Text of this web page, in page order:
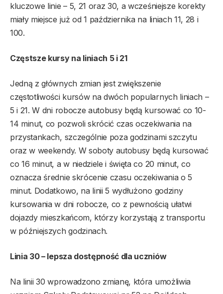
kluczowe linie – 5, 21 oraz 30, a wcześniejsze korekty
miały miejsce już od 1 października na liniach 11, 28 i
100.
Częstsze kursy na liniach 5 i 21
Jedną z głównych zmian jest zwiększenie
częstotliwości kursów na dwóch popularnych liniach –
5 i 21. W dni robocze autobusy będą kursować co 10-
14 minut, co pozwoli skrócić czas oczekiwania na
przystankach, szczególnie poza godzinami szczytu
oraz w weekendy. W soboty autobusy będą kursować
co 16 minut, a w niedziele i święta co 20 minut, co
oznacza średnie skrócenie czasu oczekiwania o 5
minut. Dodatkowo, na linii 5 wydłużono godziny
kursowania w dni robocze, co z pewnością ułatwi
dojazdy mieszkańcom, którzy korzystają z transportu
w późniejszych godzinach.
Linia 30 – lepsza dostępność dla uczniów
Na linii 30 wprowadzono zmianę, która umożliwia